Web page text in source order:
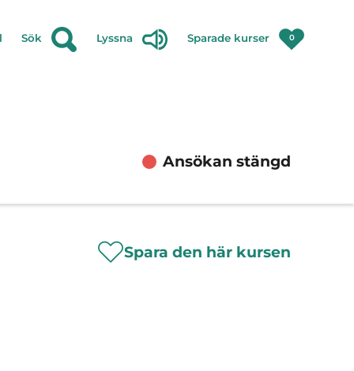
Sök Lyssna Sparade kurser 0
Ansökan stängd
Spara den här kursen